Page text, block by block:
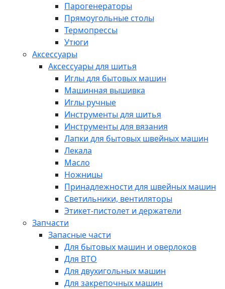
Парогенераторы
Прямоугольные столы
Термопрессы
Утюги
Аксессуары
Аксессуары для шитья
Иглы для бытовых машин
Машинная вышивка
Иглы ручные
Инструменты для шитья
Инструменты для вязания
Лапки для бытовых швейных машин
Лекала
Масло
Ножницы
Принадлежности для швейных машин
Светильники, вентиляторы
Этикет-пистолет и держатели
Запчасти
Запасные части
Для бытовых машин и оверлоков
Для ВТО
Для двухигольных машин
Для закрепочных машин